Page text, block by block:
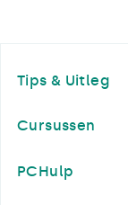
Tips & Uitleg
Cursussen
PCHulp